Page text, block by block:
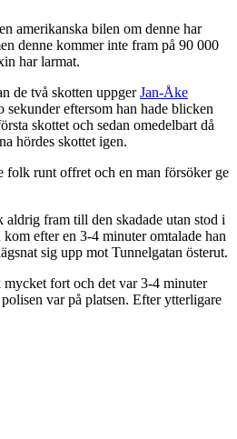
amerikanska bilen om denne har
denne kommer inte fram på 90 000
har larmat.
de två skotten uppgerJan-Åke
sekunder eftersom han hade blicken
skottet och sedan omedelbart då
hördes skottet igen.
folk runt offret och en man försöker ge
aldrig fram till den skadade utan stod i
efter en 3-4 minuter omtalade han
sig upp mot Tunnelgatan österut.
fort och det var 3-4 minuter
var på platsen. Efter ytterligare